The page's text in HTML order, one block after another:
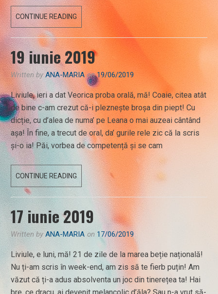
CONTINUE READINGORAL
LA
MATEMATICĂ
19 iunie 2019
Written byANA-MARIA on19/06/2019
Liviule, ieri a dat Veorica proba orală, mă! Coaie, citea atât
de bine c-am crezut că-i pleznește broșa din piept! Cu
dicție, cu d’alea de numa’ pe Leana o mai auzeai cântând
așa! În fine, a trecut de oral, da’ gurile rele zic că la scris
și-o ia! Păi, vorbea de competență și se cam
CONTINUE READING
IUNIE
17 iunie 2019
Written byANA-MARIA on 17/06/2019
Liviule, e luni, mă! 21 de zile de la marea beție națională!
Nu ți-am scris în week-end, am zis să te fierb puțin! Am
văzut că ți-a adus absolventa un joc din tinerețea ta! Hai